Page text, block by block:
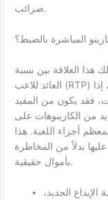
ضرائب.
المباشرة بالضبط؟
هذا العلاقة بين نسبة
العائد للاعب (RTP) ورهانات اللاعبين على مر السنين. ومع ذلك، إذا
فقد يكون من المفيد
من الكازينوهات على
أجزاء اللعبة. هذا
بدلاً من المخاطرة
بأموال حقيقية.
الجديد،